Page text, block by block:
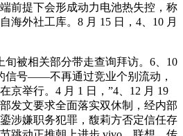
前提下会形成动力电池热失控，称
海外社工库。8 月 15 日，4、10 月
被相关部分带走查询拜访。6、10
信号——不再通过竞业个别流动，
京举行。4 月 1 日，”4、12 月 19
发文要求全面落实双休制，经内部
涉嫌职务犯罪，馥莉方否定信任存